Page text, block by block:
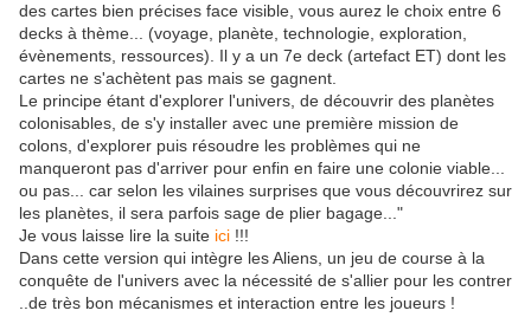
des cartes bien précises face visible, vous aurez le choix entre 6
decks à thème... (voyage, planète, technologie, exploration,
évènements, ressources). Il y a un 7e deck (artefact ET) dont les
cartes ne s'achètent pas mais se gagnent.
Le principe étant d'explorer l'univers, de découvrir des planètes
colonisables, de s'y installer avec une première mission de
colons, d'explorer puis résoudre les problèmes qui ne
manqueront pas d'arriver pour enfin en faire une colonie viable...
ou pas... car selon les vilaines surprises que vous découvrirez sur
les planètes, il sera parfois sage de plier bagage..."
Je vous laisse lire la suite ici !!!
Dans cette version qui intègre les Aliens, un jeu de course à la
conquête de l'univers avec la nécessité de s'allier pour les contrer
..de très bon mécanismes et interaction entre les joueurs !